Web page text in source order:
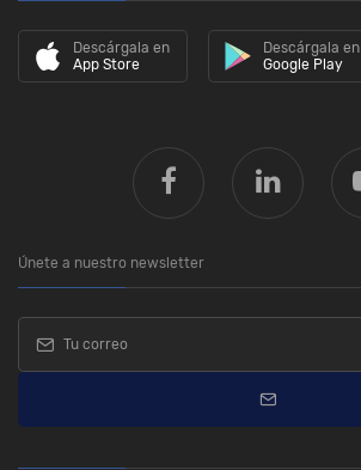
Descárgala en
App Store
Descárgala en
Google Play
Únete a nuestro newsletter